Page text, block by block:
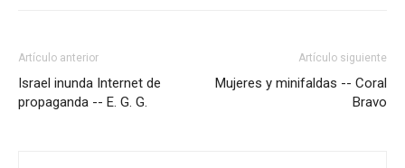
Artículo anterior
Israel inunda Internet de
propaganda -- E. G. G.
Artículo siguiente
Mujeres y minifaldas -- Coral
Bravo